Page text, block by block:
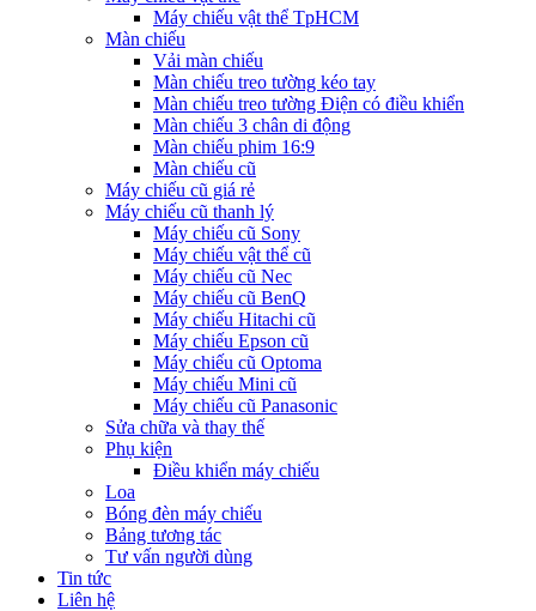
Máy chiếu vật thể TpHCM
Màn chiếu
Vải màn chiếu
Màn chiếu treo tường kéo tay
Màn chiếu treo tường Điện có điều khiển
Màn chiếu 3 chân di động
Màn chiếu phim 16:9
Màn chiếu cũ
Máy chiếu cũ giá rẻ
Máy chiếu cũ thanh lý
Máy chiếu cũ Sony
Máy chiếu vật thể cũ
Máy chiếu cũ Nec
Máy chiếu cũ BenQ
Máy chiếu Hitachi cũ
Máy chiếu Epson cũ
Máy chiếu cũ Optoma
Máy chiếu Mini cũ
Máy chiếu cũ Panasonic
Sửa chữa và thay thế
Phụ kiện
Điều khiển máy chiếu
Loa
Bóng đèn máy chiếu
Bảng tương tác
Tư vấn người dùng
Tin tức
Liên hệ